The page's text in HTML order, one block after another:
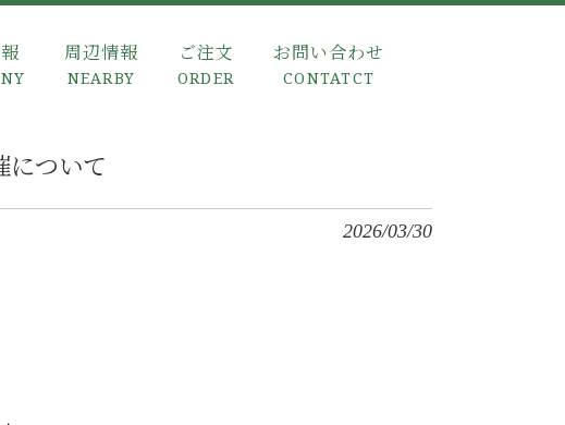
周辺情報
NEARBY
ご注文
ORDER
お問い合わせ
CONTATCT
について
2026/03/30